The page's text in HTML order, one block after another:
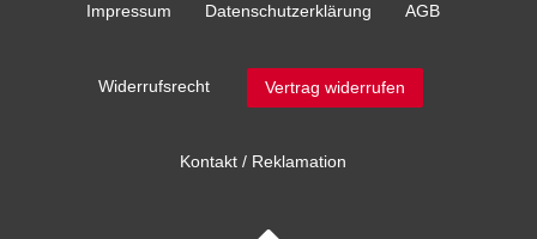
Impressum Daten­schutz­erklärung AGB
Widerrufs­recht Vertrag widerrufen
Kontakt / Reklamation